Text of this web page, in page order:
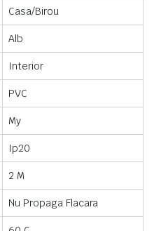
Casa/Birou
Alb
Interior
PVC
My
Ip20
2 M
Nu Propaga Flacara